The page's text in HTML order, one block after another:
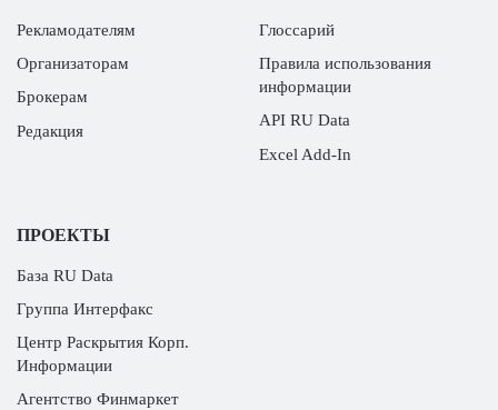
Рекламодателям
Организаторам
Брокерам
Редакция
Глоссарий
Правила использования
информации
API RU Data
Excel Add-In
ПРОЕКТЫ
База RU Data
Группа Интерфакс
Центр Раскрытия Корп.
Информации
Агентство Финмаркет